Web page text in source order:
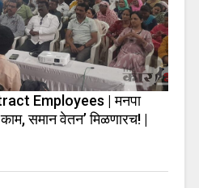
Employees | मनपा
काम, समान वेतन’ मिळणारच! |